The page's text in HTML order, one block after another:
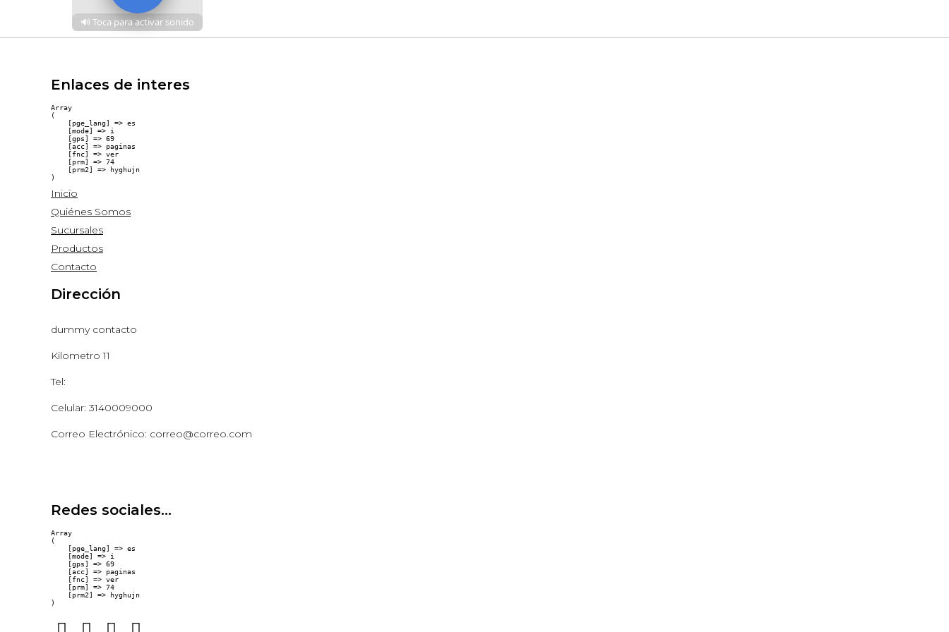
Enlaces de interes
Array
(
    [pge_lang] => es
    [mode] => i
    [gps] => 69
    [acc] => paginas
    [fnc] => ver
    [prm] => 74
    [prm2] => hyghujn
Inicio
Quiénes Somos
Sucursales
Productos
Contacto
Dirección
dummy contacto
Kilometro 11
Tel:
Celular: 3140009000
Correo Electrónico: correo@correo.com
Redes sociales...
Array
(
    [pge_lang] => es
    [mode] => i
    [gps] => 69
    [acc] => paginas
    [fnc] => ver
    [prm] => 74
    [prm2] => hyghujn